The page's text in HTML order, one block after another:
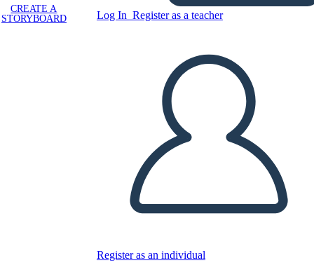
CREATE A
STORYBOARD
Log In Register as a teacher
Register as an individual